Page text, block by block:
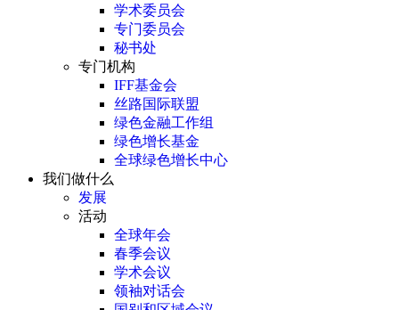
学术委员会
专门委员会
秘书处
专门机构
IFF基金会
丝路国际联盟
绿色金融工作组
绿色增长基金
全球绿色增长中心
我们做什么
发展
活动
全球年会
春季会议
学术会议
领袖对话会